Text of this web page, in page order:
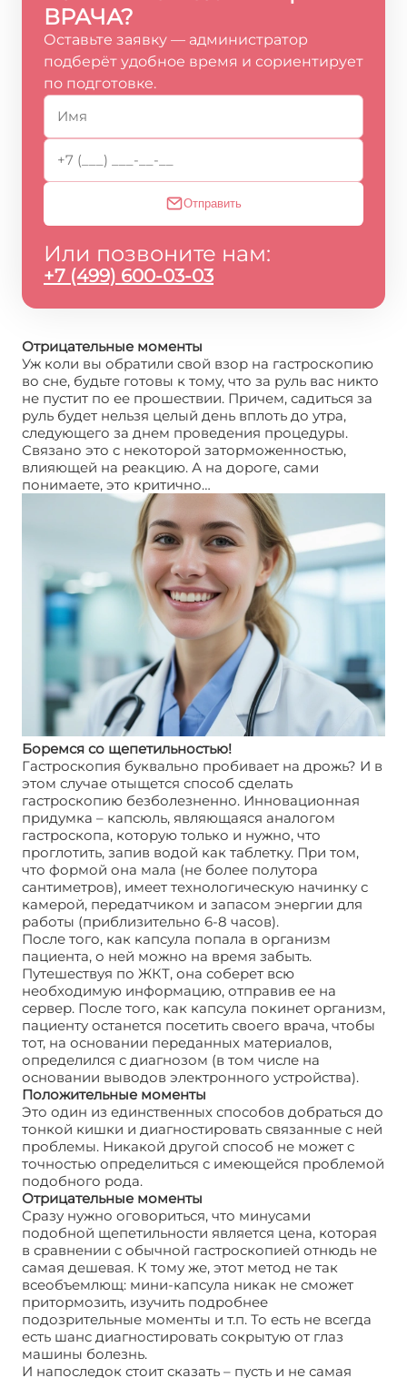
ВРАЧА?
Оставьте заявку — администратор
подберёт удобное время и сориентирует
по подготовке.
Отправить
Или позвоните нам:
+7 (499) 600-03-03
Отрицательные моменты
Уж коли вы обратили свой взор на гастроскопию
во сне, будьте готовы к тому, что за руль вас никто
не пустит по ее прошествии. Причем, садиться за
руль будет нельзя целый день вплоть до утра,
следующего за днем проведения процедуры.
Связано это с некоторой заторможенностью,
влияющей на реакцию. А на дороге, сами
понимаете, это критично…
Боремся со щепетильностью!
Гастроскопия буквально пробивает на дрожь? И в
этом случае отыщется способ сделать
гастроскопию безболезненно. Инновационная
придумка – капсюль, являющаяся аналогом
гастроскопа, которую только и нужно, что
проглотить, запив водой как таблетку. При том,
что формой она мала (не более полутора
сантиметров), имеет технологическую начинку с
камерой, передатчиком и запасом энергии для
работы (приблизительно 6-8 часов).
После того, как капсула попала в организм
пациента, о ней можно на время забыть.
Путешествуя по ЖКТ, она соберет всю
необходимую информацию, отправив ее на
сервер. После того, как капсула покинет организм,
пациенту останется посетить своего врача, чтобы
тот, на основании переданных материалов,
определился с диагнозом (в том числе на
основании выводов электронного устройства).
Положительные моменты
Это один из единственных способов добраться до
тонкой кишки и диагностировать связанные с ней
проблемы. Никакой другой способ не может с
точностью определиться с имеющейся проблемой
подобного рода.
Отрицательные моменты
Сразу нужно оговориться, что минусами
подобной щепетильности является цена, которая
в сравнении с обычной гастроскопией отнюдь не
самая дешевая. К тому же, этот метод не так
всеобъемлющ: мини-капсула никак не сможет
притормозить, изучить подробнее
подозрительные моменты и т.п. То есть не всегда
есть шанс диагностировать сокрытую от глаз
машины болезнь.
И напоследок стоит сказать – пусть и не самая